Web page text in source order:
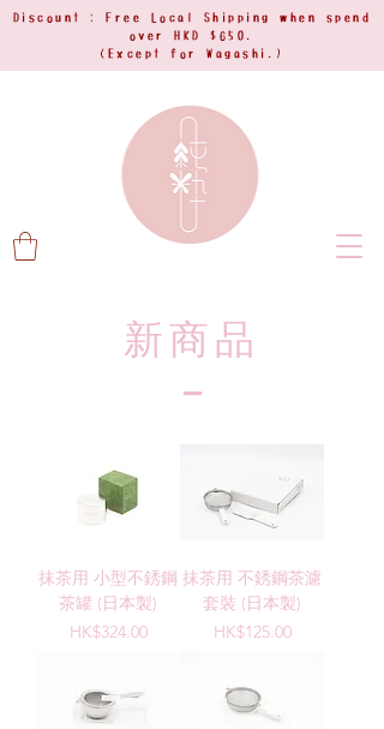
Discount : Free Local Shipping when spend
over HKD $650.
(Except for Wagashi.)
新商品
抹茶用 小型不銹鋼
茶罐 (日本製)
Price
HK$324.00
抹茶用 不銹鋼茶濾
套裝 (日本製)
Price
HK$125.00